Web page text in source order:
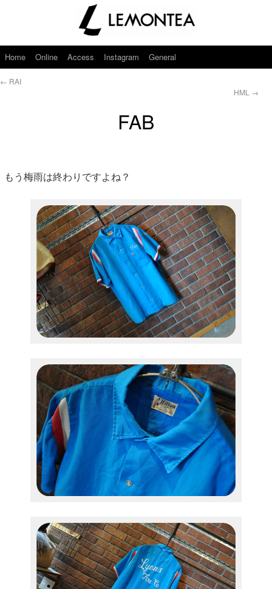
Home Online Access Instagram General
← RAI
HML →
FAB
もう梅雨は終わりですよね？